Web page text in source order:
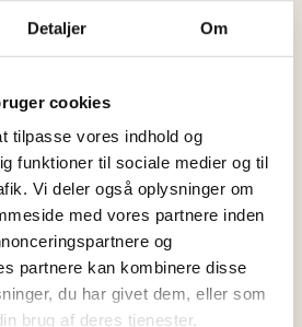
Detaljer Om
cookies
tilpasse vores indhold og
funktioner til sociale medier og til
Vi deler også oplysninger om
med vores partnere inden
og
partnere kan kombinere disse
du har givet dem, eller som
brug af deres tjenester.